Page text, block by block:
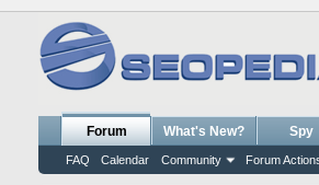
Forum
FAQ Calendar Community Forum
What's New? Spy